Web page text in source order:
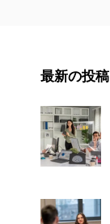
最新の投稿